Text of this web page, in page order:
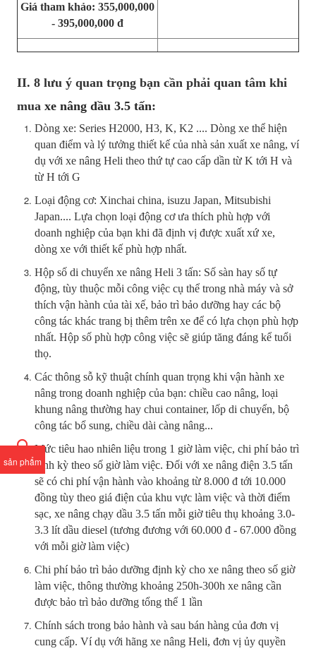
sản phẩm
Giá tham khảo: 355,000,000
- 395,000,000 đ
II. 8 lưu ý quan trọng bạn cần phải quan tâm khi
mua xe nâng dầu 3.5 tấn:
Dòng xe: Series H2000, H3, K, K2 .... Dòng xe thể hiện
quan điểm và lý tưởng thiết kế của nhà sản xuất xe nâng, ví
dụ với xe nâng Heli theo thứ tự cao cấp dần từ K tới H và
từ H tới G
Loại động cơ: Xinchai china, isuzu Japan, Mitsubishi
Japan.... Lựa chọn loại động cơ ưa thích phù hợp với
doanh nghiệp của bạn khi đã định vị được xuất xứ xe,
dòng xe với thiết kế phù hợp nhất.
Hộp số di chuyển xe nâng Heli 3 tấn: Số sàn hay số tự
động, tùy thuộc mỗi công việc cụ thể trong nhà máy và sở
thích vận hành của tài xế, bảo trì bảo dưỡng hay các bộ
công tác khác trang bị thêm trên xe để có lựa chọn phù hợp
nhất. Hộp số phù hợp công việc sẽ giúp tăng đáng kể tuổi
thọ.
Các thông sỗ kỹ thuật chính quan trọng khi vận hành xe
nâng trong doanh nghiệp của bạn: chiều cao nâng, loại
khung nâng thường hay chui container, lốp di chuyển, bộ
công tác bổ sung, chiều dài càng nâng...
Mức tiêu hao nhiên liệu trong 1 giờ làm việc, chi phí bảo trì
định kỳ theo số giờ làm việc. Đối với xe nâng điện 3.5 tấn
sẽ có chi phí vận hành vào khoảng từ 8.000 đ tới 10.000
đồng tùy theo giá điện của khu vực làm việc và thời điểm
sạc, xe nâng chạy dầu 3.5 tấn mỗi giờ tiêu thụ khoảng 3.0-
3.3 lít dầu diesel (tương đương với 60.000 đ - 67.000 đồng
với mỗi giờ làm việc)
Chi phí bảo trì bảo dưỡng định kỳ cho xe nâng theo số giờ
làm việc, thông thường khoảng 250h-300h xe nâng cần
được bảo trì bảo dưỡng tổng thể 1 lần
Chính sách trong bảo hành và sau bán hàng của đơn vị
cung cấp. Ví dụ với hãng xe nâng Heli, đơn vị ủy quyền